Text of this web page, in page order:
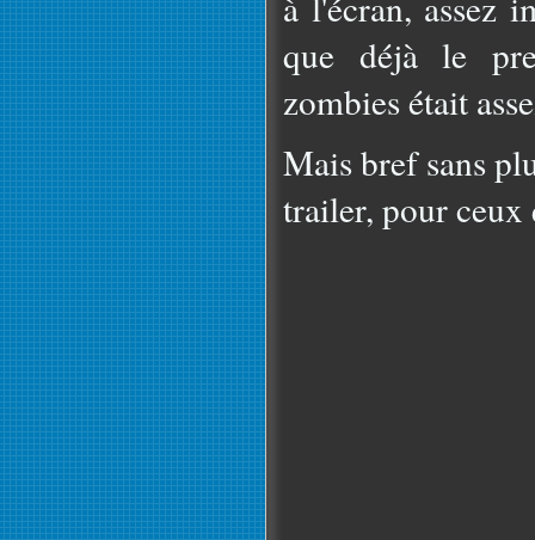
que déjà le
zombies était
Mais bref sans
trailer, pour ceux